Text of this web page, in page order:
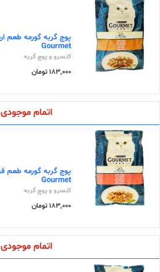
Gourmet
کنسرو و پوچ گربه
183,000 تومان
اتمام موجودی
Gourmet
کنسرو و پوچ گربه
183,000 تومان
اتمام موجودی